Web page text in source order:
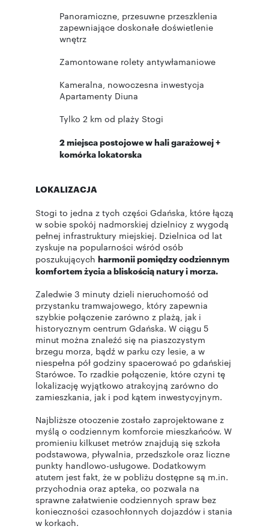
Panoramiczne, przesuwne przeszklenia
zapewniające doskonałe doświetlenie
wnętrz
Zamontowane rolety antywłamaniowe
Kameralna, nowoczesna inwestycja
Apartamenty Diuna
Tylko 2 km od plaży Stogi
2 miejsca postojowe w hali garażowej +
komórka lokatorska
LOKALIZACJA
Stogi to jedna z tych części Gdańska, które łączą
w sobie spokój nadmorskiej dzielnicy z wygodą
pełnej infrastruktury miejskiej. Dzielnica od lat
zyskuje na popularności wśród osób
poszukujących harmonii pomiędzy codziennym
komfortem życia a bliskością natury i morza.
Zaledwie 3 minuty dzieli nieruchomość od
przystanku tramwajowego, który zapewnia
szybkie połączenie zarówno z plażą, jak i
historycznym centrum Gdańska. W ciągu 5
minut można znaleźć się na piaszczystym
brzegu morza, bądź w parku czy lesie, a w
niespełna pół godziny spacerować po gdańskiej
Starówce. To rzadkie połączenie, które czyni tę
lokalizację wyjątkowo atrakcyjną zarówno do
zamieszkania, jak i pod kątem inwestycyjnym.
Najbliższe otoczenie zostało zaprojektowane z
myślą o codziennym komforcie mieszkańców. W
promieniu kilkuset metrów znajdują się szkoła
podstawowa, pływalnia, przedszkole oraz liczne
punkty handlowo-usługowe. Dodatkowym
atutem jest fakt, że w pobliżu dostępne są m.in.
przychodnia oraz apteka, co pozwala na
sprawne załatwienie codziennych spraw bez
konieczności czasochłonnych dojazdów i stania
w korkach.